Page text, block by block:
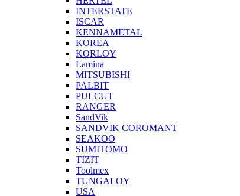
INTERSTATE
ISCAR
KENNAMETAL
KOREA
KORLOY
Lamina
MITSUBISHI
PALBIT
PULCUT
RANGER
SandVik
SANDVIK COROMANT
SEAKOO
SUMITOMO
TIZIT
Toolmex
TUNGALOY
USA